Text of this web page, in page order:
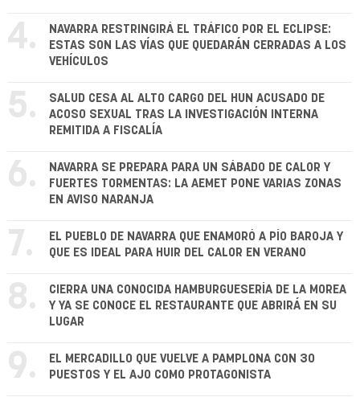
4.
NAVARRA RESTRINGIRÁ EL TRÁFICO POR EL ECLIPSE:
ESTAS SON LAS VÍAS QUE QUEDARÁN CERRADAS A LOS
VEHÍCULOS
5.
SALUD CESA AL ALTO CARGO DEL HUN ACUSADO DE
ACOSO SEXUAL TRAS LA INVESTIGACIÓN INTERNA
REMITIDA A FISCALÍA
6.
NAVARRA SE PREPARA PARA UN SÁBADO DE CALOR Y
FUERTES TORMENTAS: LA AEMET PONE VARIAS ZONAS
EN AVISO NARANJA
7.
EL PUEBLO DE NAVARRA QUE ENAMORÓ A PÍO BAROJA Y
QUE ES IDEAL PARA HUIR DEL CALOR EN VERANO
8.
CIERRA UNA CONOCIDA HAMBURGUESERÍA DE LA MOREA
Y YA SE CONOCE EL RESTAURANTE QUE ABRIRÁ EN SU
LUGAR
9.
EL MERCADILLO QUE VUELVE A PAMPLONA CON 30
PUESTOS Y EL AJO COMO PROTAGONISTA